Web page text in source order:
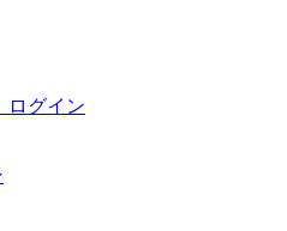
ログイン